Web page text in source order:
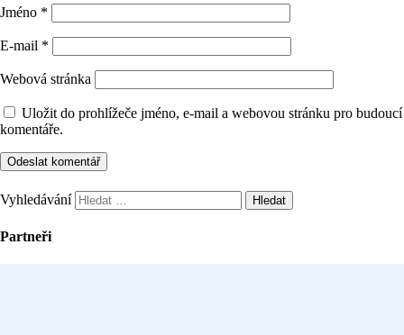
Jméno *
E-mail *
Webová stránka
Uložit do prohlížeče jméno, e-mail a webovou stránku pro budoucí
komentáře.
Vyhledávání
Partneři